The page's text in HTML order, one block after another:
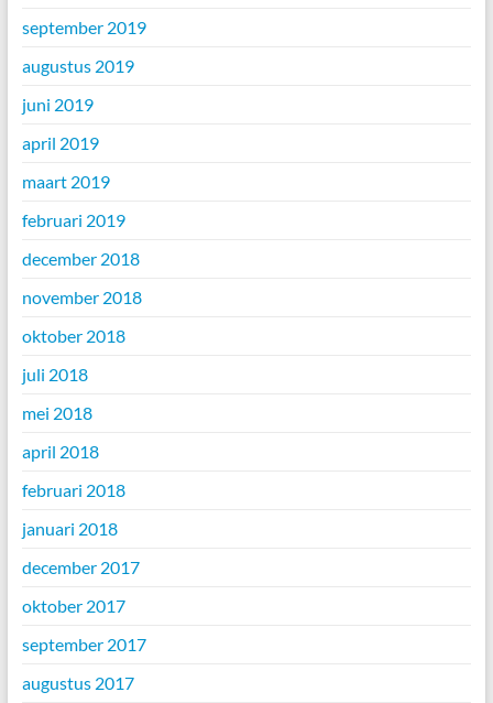
september 2019
augustus 2019
juni 2019
april 2019
maart 2019
februari 2019
december 2018
november 2018
oktober 2018
juli 2018
mei 2018
april 2018
februari 2018
januari 2018
december 2017
oktober 2017
september 2017
augustus 2017